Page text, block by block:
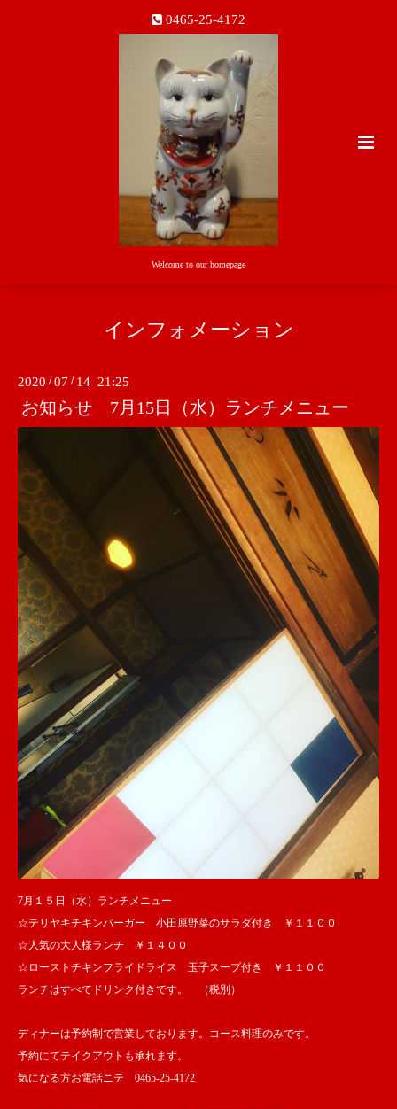
0465-25-4172
Welcome to our homepage
インフォメーション
2020 /07 / 14 21:25
お知らせ 7月15日（水）ランチメニュー
7月１５日（水）ランチメニュー
☆テリヤキチキンバーガー 小田原野菜のサラダ付き ￥１１００
☆人気の大人様ランチ ￥１４００
☆ローストチキンフライドライス 玉子スープ付き ￥１１００
ランチはすべてドリンク付きです。 （税別）
ディナーは予約制で営業しております。コース料理のみです。
予約にてテイクアウトも承れます。
気になる方お電話ニテ 0465-25-4172